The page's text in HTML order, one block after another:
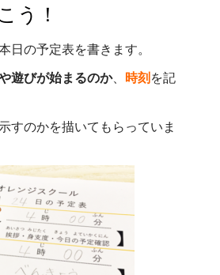
う！
日の予定表を書きます。
遊びが始まるのか、 時刻を記
すのかを描いてもらっていま